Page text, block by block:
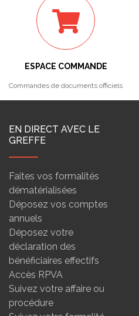
ESPACE COMMANDE
Commandes de documents officiels
EN DIRECT AVEC LE
GREFFE
Faites vos formalités
dématérialisées
Déposez vos comptes
annuels
Déposez votre
déclaration des
bénéficiaires effectifs
Accès RPVA
Suivez votre affaire ou
procédure